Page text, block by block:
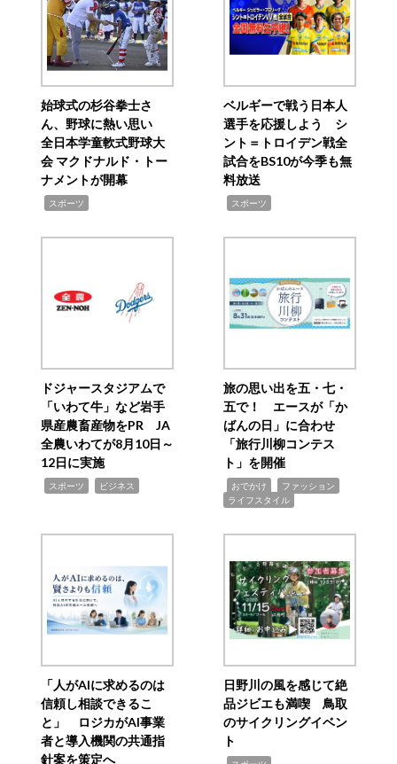
始球式の杉谷拳士さ
ん、野球に熱い思い
全日本学童軟式野球大
会 マクドナルド・トー
ナメントが開幕
スポーツ
ベルギーで戦う日本人
選手を応援しよう シ
ント＝トロイデン戦全
試合をBS10が今季も無
料放送
スポーツ
ドジャースタジアムで
「いわて牛」など岩手
県産農畜産物をPR JA
全農いわてが8月10日～
12日に実施
スポーツ ビジネス
旅の思い出を五・七・
五で！ エースが「か
ばんの日」に合わせ
「旅行川柳コンテス
ト」を開催
おでかけ ファッション
ライフスタイル
「人がAIに求めるのは
信頼し相談できるこ
と」 ロジカがAI事業
者と導入機関の共通指
針案を策定へ
日野川の風を感じて絶
品ジビエも満喫 鳥取
のサイクリングイベン
ト